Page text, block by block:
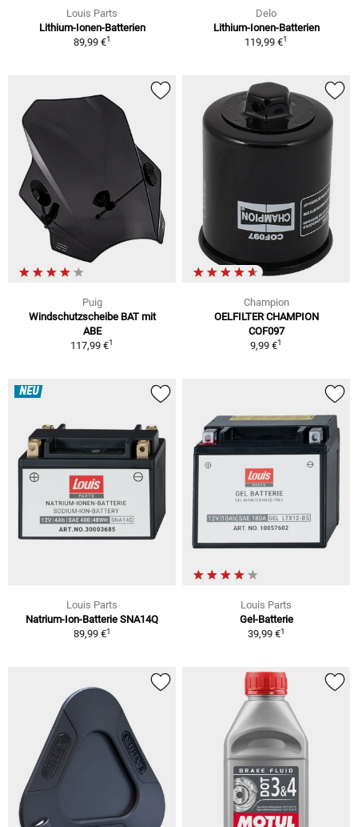
Louis Parts
Lithium-Ionen-Batterien
89,99 €1
Delo
Lithium-Ionen-Batterien
119,99 €1
Puig
Windschutzscheibe BAT mit
ABE
117,99 €1
Champion
OELFILTER CHAMPION
COF097
9,99 €1
NEU
Louis Parts
Natrium-Ion-Batterie SNA14Q
89,99 €1
Louis Parts
Gel-Batterie
39,99 €1